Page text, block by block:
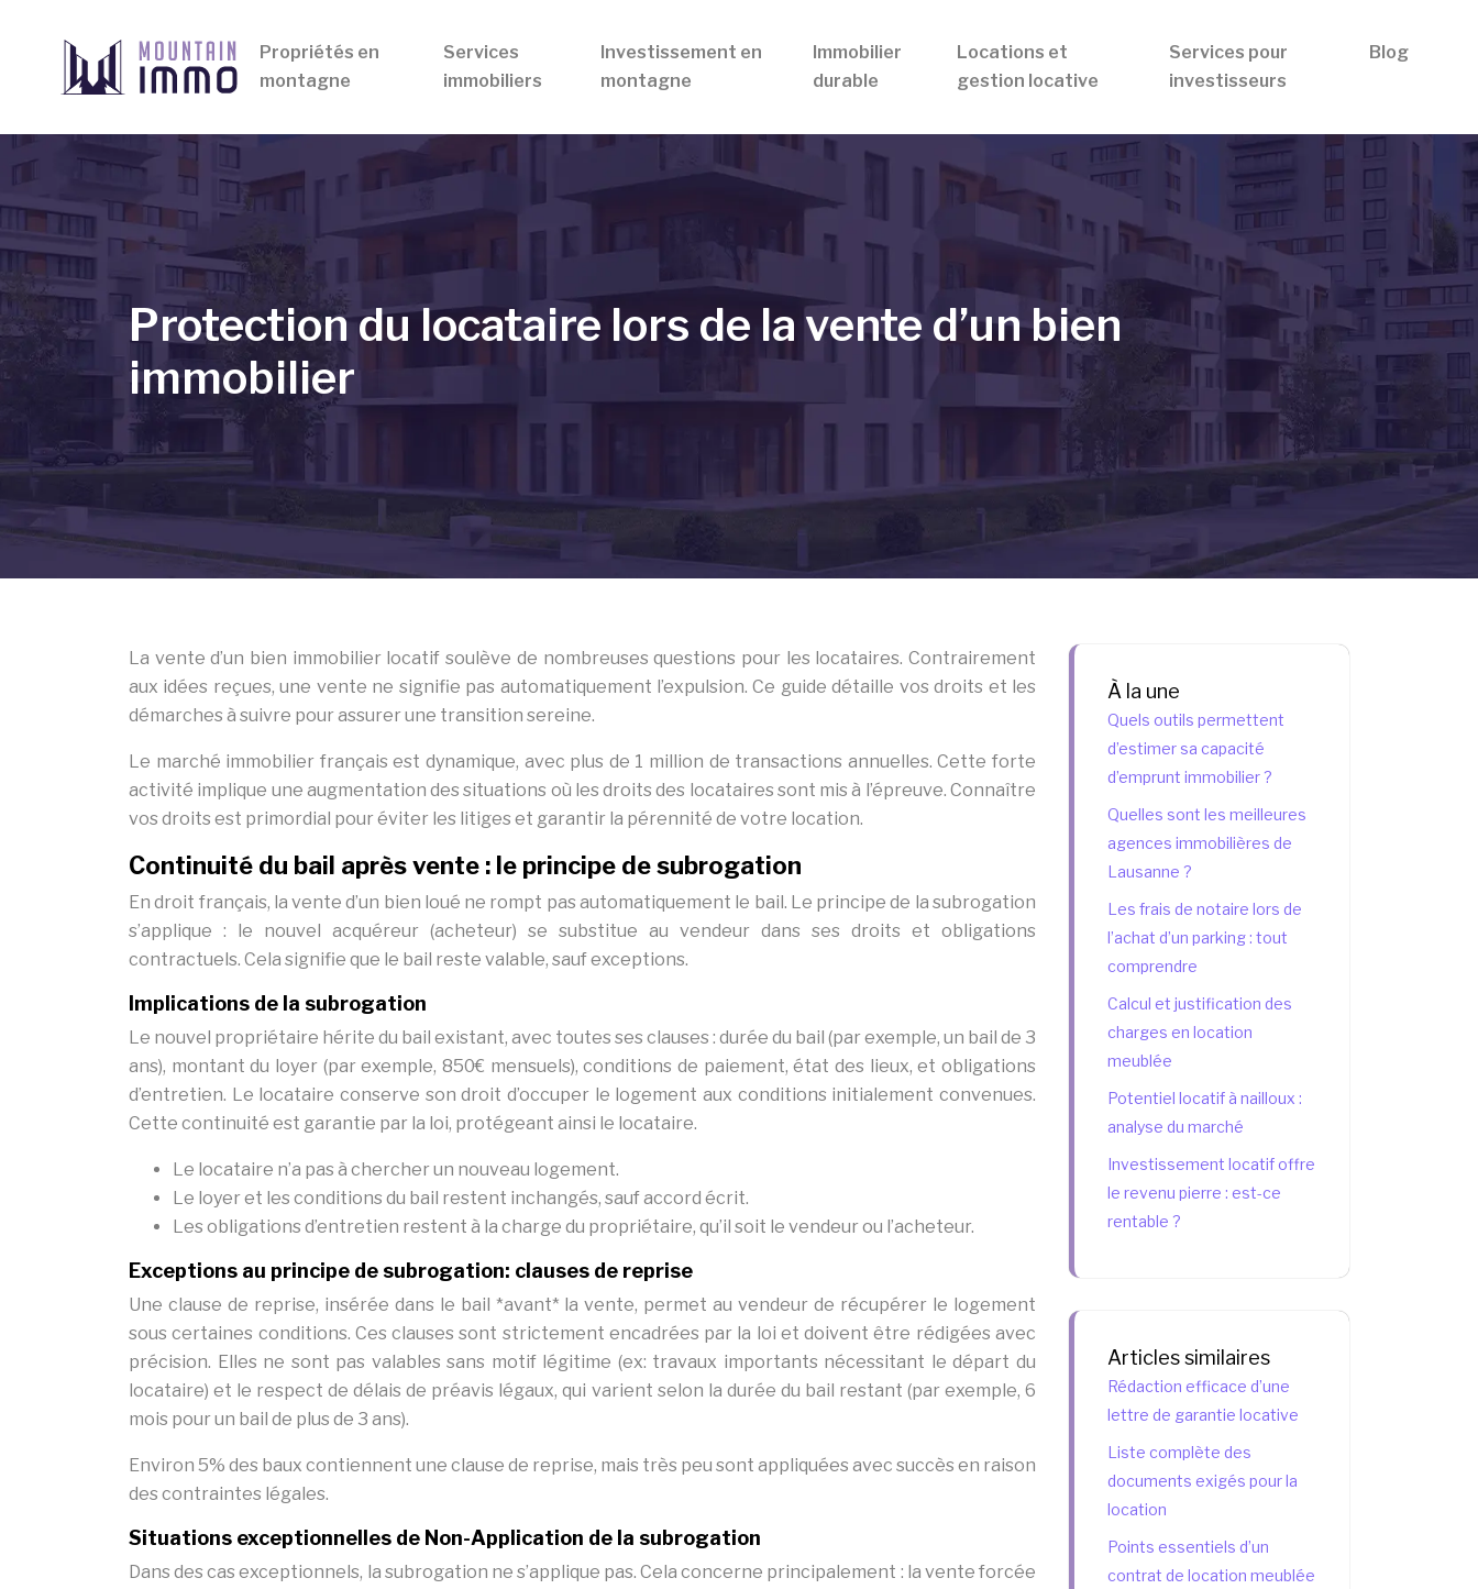
Propriétés en
montagne
Services
immobiliers
Investissement en
montagne
Immobilier
durable
Locations et
gestion locative
Services pour
investisseurs
Blog
Protection du locataire lors de la vente d’un bien
immobilier
La vente d’un bien immobilier locatif soulève de nombreuses questions pour les locataires. Contrairement
aux idées reçues, une vente ne signifie pas automatiquement l’expulsion. Ce guide détaille vos droits et les
démarches à suivre pour assurer une transition sereine.
Le marché immobilier français est dynamique, avec plus de 1 million de transactions annuelles. Cette forte
activité implique une augmentation des situations où les droits des locataires sont mis à l’épreuve. Connaître
vos droits est primordial pour éviter les litiges et garantir la pérennité de votre location.
Continuité du bail après vente : le principe de subrogation
En droit français, la vente d’un bien loué ne rompt pas automatiquement le bail. Le principe de la subrogation
s’applique : le nouvel acquéreur (acheteur) se substitue au vendeur dans ses droits et obligations
contractuels. Cela signifie que le bail reste valable, sauf exceptions.
Implications de la subrogation
Le nouvel propriétaire hérite du bail existant, avec toutes ses clauses : durée du bail (par exemple, un bail de 3
ans), montant du loyer (par exemple, 850€ mensuels), conditions de paiement, état des lieux, et obligations
d’entretien. Le locataire conserve son droit d’occuper le logement aux conditions initialement convenues.
Cette continuité est garantie par la loi, protégeant ainsi le locataire.
Le locataire n’a pas à chercher un nouveau logement.
Le loyer et les conditions du bail restent inchangés, sauf accord écrit.
Les obligations d’entretien restent à la charge du propriétaire, qu’il soit le vendeur ou l’acheteur.
Exceptions au principe de subrogation: clauses de reprise
Une clause de reprise, insérée dans le bail *avant* la vente, permet au vendeur de récupérer le logement
sous certaines conditions. Ces clauses sont strictement encadrées par la loi et doivent être rédigées avec
précision. Elles ne sont pas valables sans motif légitime (ex: travaux importants nécessitant le départ du
locataire) et le respect de délais de préavis légaux, qui varient selon la durée du bail restant (par exemple, 6
mois pour un bail de plus de 3 ans).
Environ 5% des baux contiennent une clause de reprise, mais très peu sont appliquées avec succès en raison
des contraintes légales.
Situations exceptionnelles de Non-Application de la subrogation
Dans des cas exceptionnels, la subrogation ne s’applique pas. Cela concerne principalement : la vente forcée
À la une
Quels outils permettent
d’estimer sa capacité
d’emprunt immobilier ?
Quelles sont les meilleures
agences immobilières de
Lausanne ?
Les frais de notaire lors de
l’achat d’un parking : tout
comprendre
Calcul et justification des
charges en location
meublée
Potentiel locatif à nailloux :
analyse du marché
Investissement locatif offre
le revenu pierre : est-ce
rentable ?
Articles similaires
Rédaction efficace d’une
lettre de garantie locative
Liste complète des
documents exigés pour la
location
Points essentiels d’un
contrat de location meublée